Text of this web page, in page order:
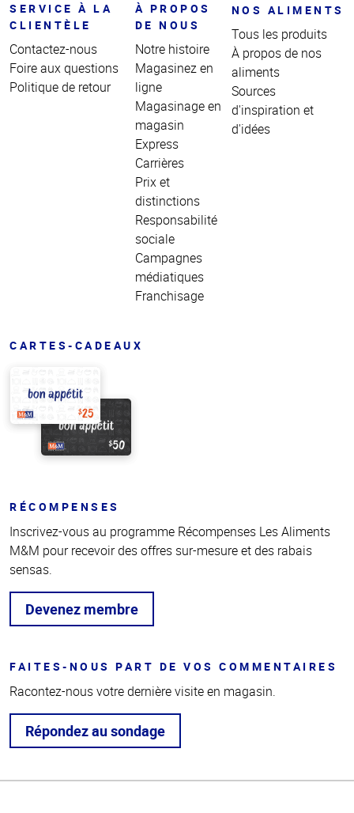
SERVICE À LA
CLIENTÈLE
Contactez-nous
Foire aux questions
Politique de retour
À PROPOS
DE NOUS
Notre histoire
Magasinez en
ligne
Magasinage en
magasin
Express
Carrières
Prix et
distinctions
Responsabilité
sociale
Campagnes
médiatiques
Franchisage
NOS ALIMENTS
Tous les produits
À propos de nos
aliments
Sources
d'inspiration et
d'idées
CARTES-CADEAUX
RÉCOMPENSES
Inscrivez-vous au programme Récompenses Les Aliments
M&M pour recevoir des offres sur-mesure et des rabais
sensas.
Devenez membre
FAITES-NOUS PART DE VOS COMMENTAIRES
Racontez-nous votre dernière visite en magasin.
Répondez au sondage